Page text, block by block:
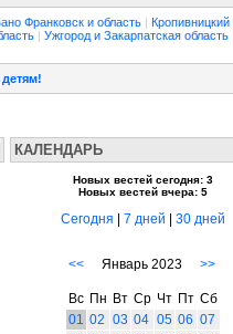
Франковск и область | Кропивницкий
| Ужгород и Закарпатская область
КАЛЕНДАРЬ
Новых вестей сегодня: 3
Новых вестей вчера: 5
Сегодня 7 дней 30 дней
<< Январь 2023 >>
Вс Пн Вт Ср Чт Пт Сб
01 02 03 04 05 06 07